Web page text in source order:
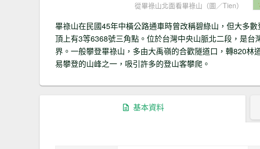
從畢祿山北面看畢祿山（圖／Tien）
畢祿山在民國45年中橫公路通車時曾改稱碧綠山，但大多
頂上有3等6368號三角點。位於台灣中央山脈北二段，是
界。一般攀登畢祿山，多由大禹嶺的合歡隧道口，轉820
易攀登的山峰之一，吸引許多的登山客攀爬。
基本資料